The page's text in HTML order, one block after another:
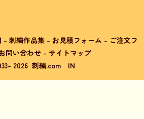
- 刺繍作品集 - お見積フォーム - ご注文フ
問い合わせ - サイトマップ
2026 刺繍.com IN